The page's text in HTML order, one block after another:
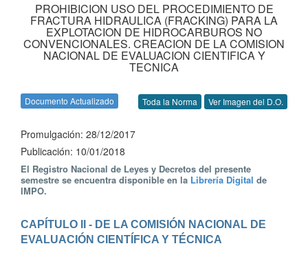
PROHIBICION USO DEL PROCEDIMIENTO DE
FRACTURA HIDRAULICA (FRACKING) PARA LA
EXPLOTACION DE HIDROCARBUROS NO
CONVENCIONALES. CREACION DE LA COMISION
NACIONAL DE EVALUACION CIENTIFICA Y
TECNICA
Documento Actualizado Toda la Norma Ver Imagen del D.O.
Promulgación: 28/12/2017
Publicación: 10/01/2018
El Registro Nacional de Leyes y Decretos del presente
semestre se encuentra disponible en la Librería Digital de
IMPO.
CAPÍTULO II - DE LA COMISIÓN NACIONAL DE
EVALUACIÓN CIENTÍFICA Y TÉCNICA